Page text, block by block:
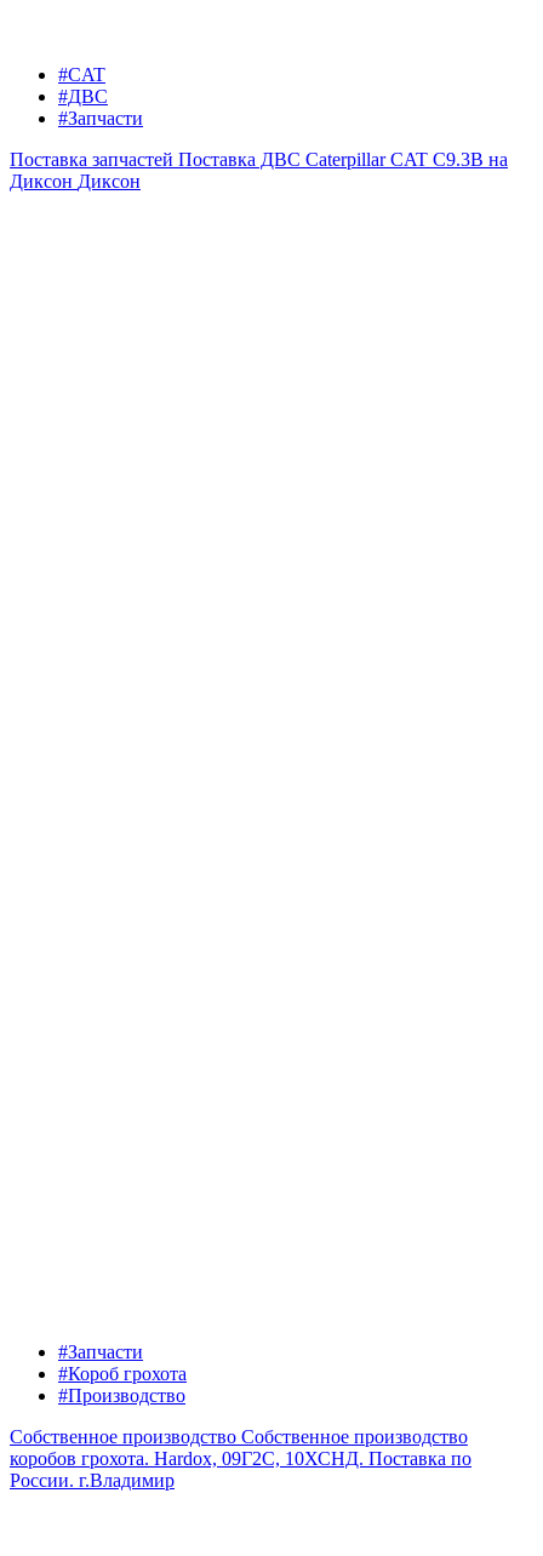
#CAT
#ДВС
#Запчасти
Поставка запчастей Поставка ДВС Caterpillar CAT C9.3B на
Диксон Диксон
#Запчасти
#Короб грохота
#Производство
Собственное производство Собственное производство
коробов грохота. Hardox, 09Г2С, 10ХСНД. Поставка по
России. г.Владимир